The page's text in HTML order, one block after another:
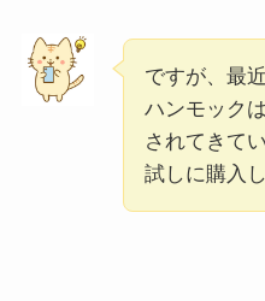
ですが、最
ハンモック
されてきて
試しに購入